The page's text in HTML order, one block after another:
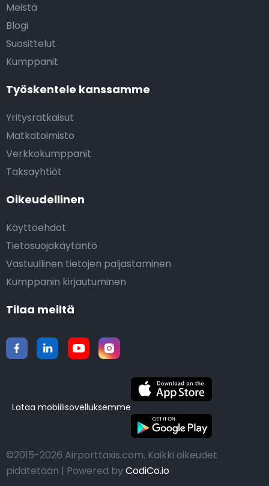
Meistä
Blogi
Suosittelut
Kumppanit
Työskentele kanssamme
Yritysratkaisut
Matkatoimisto
Verkkokumppanit
Taksayhtiöt
Oikeudellinen
Käyttöehdot
Tietosuojakäytäntö
Vastuullinen tietojen paljastaminen
Kumppanin kirjautuminen
Tilaa meiltä
Lataa mobiilisovelluksemme
©2015-2026 Airporttaxis.com. Kaikki oikeudet
pidätetään | Powered byCodiCo.io